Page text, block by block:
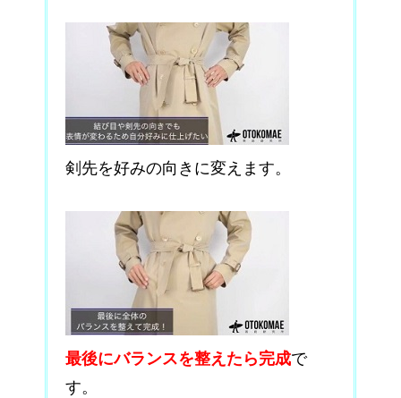
剣先を好みの向きに変えます。
最後にバランスを整えたら完成で
す。